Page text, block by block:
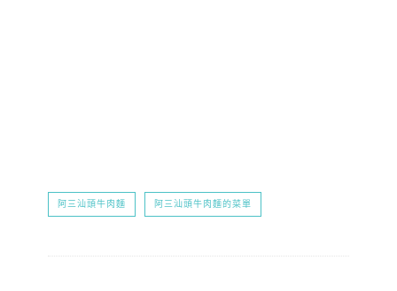
阿三汕頭牛肉麵 阿三汕頭牛肉麵的菜單